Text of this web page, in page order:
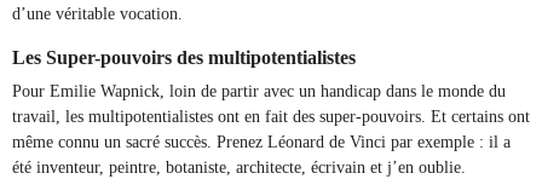
d’une véritable vocation.
Les Super-pouvoirs des multipotentialistes
Pour Emilie Wapnick, loin de partir avec un handicap dans le monde du
travail, les multipotentialistes ont en fait des super-pouvoirs. Et certains ont
même connu un sacré succès. Prenez Léonard de Vinci par exemple : il a
été inventeur, peintre, botaniste, architecte, écrivain et j’en oublie.